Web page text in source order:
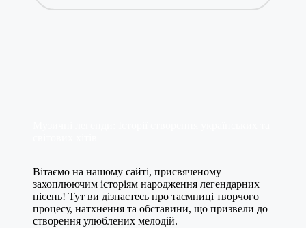
Вітаємо на нашому сайті, присвяченому
захоплюючим історіям народження легендарних
пісень! Тут ви дізнаєтесь про таємниці творчого
процесу, натхнення та обставини, що призвели до
створення улюблених мелодій.